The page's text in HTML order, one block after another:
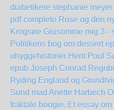
diabetikere stephanie
pdf completo Rose og den
Krogsøe Grusomme mig 3 -
Politikens bog om dessert
uhyggehistorier Hent Poul
epub Joseph Conrad
Ryding England og
Sund mad Anette Harbech
fraktale boogie. Et essay